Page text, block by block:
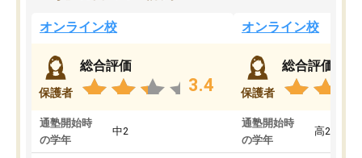
オンライン校
保護者
総合評価
3.4
通塾開始時
の学年
中2
オンライン校
保護者
総合評価
通塾開始時
の学年
高2